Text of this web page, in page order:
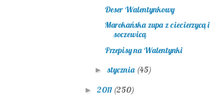
Deser Walentynkowy
Marokańska zupa z ciecierzycą i
soczewicą
Przepisy na Walentynki
► stycznia (45)
► 2011 (250)